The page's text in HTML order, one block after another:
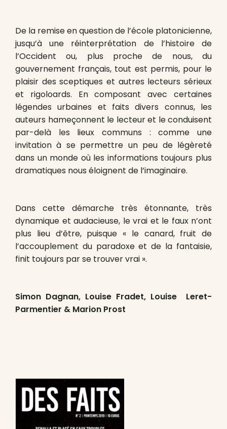
De la remise en question de l’école platonicienne,
jusqu’à une réinterprétation de l’histoire de
l’Occident ou, plus proche de nous, du
gouvernement français, tout est permis, pour le
plaisir des sceptiques et autres lecteurs sérieux
et rigoloards. En composant avec certaines
légendes urbaines et faits divers connus, les
auteurs hameçonnent le lecteur et le conduisent
par-delà les lieux communs : comme une
invitation à se permettre un peu de légèreté
dans un monde où les informations toujours plus
dramatiques nous éloignent de l’imaginaire.
Dans cette démarche très étonnante, très
dynamique et audacieuse, le vrai et le faux n’ont
plus lieu d’être, puisque « le canard, fruit de
l’accouplement du paradoxe et de la fantaisie,
finit toujours par se trouver vrai ».
Simon Dagnan, Louise Fradet, Louise Leret-
Parmentier & Marion Prost